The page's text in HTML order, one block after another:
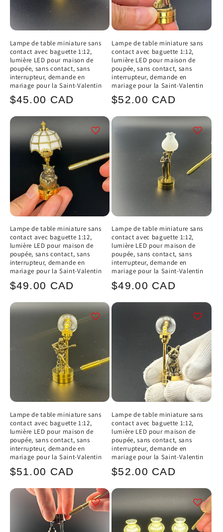
Lampe de table miniature sans
contact avec baguette 1:12,
lumière LED pour maison de
poupée, sans contact, sans
interrupteur, demande en
mariage pour la Saint-Valentin
Prix
$45.00 CAD
Lampe de table miniature sans
contact avec baguette 1:12,
lumière LED pour maison de
poupée, sans contact, sans
interrupteur, demande en
mariage pour la Saint-Valentin
Prix
$52.00 CAD
Lampe de table miniature sans
contact avec baguette 1:12,
lumière LED pour maison de
poupée, sans contact, sans
interrupteur, demande en
mariage pour la Saint-Valentin
Prix
$49.00 CAD
Lampe de table miniature sans
contact avec baguette 1:12,
lumière LED pour maison de
poupée, sans contact, sans
interrupteur, demande en
mariage pour la Saint-Valentin
Prix
$49.00 CAD
Lampe de table miniature sans
contact avec baguette 1:12,
lumière LED pour maison de
poupée, sans contact, sans
interrupteur, demande en
mariage pour la Saint-Valentin
Prix
$51.00 CAD
Lampe de table miniature sans
contact avec baguette 1:12,
lumière LED pour maison de
poupée, sans contact, sans
interrupteur, demande en
mariage pour la Saint-Valentin
Prix
$52.00 CAD